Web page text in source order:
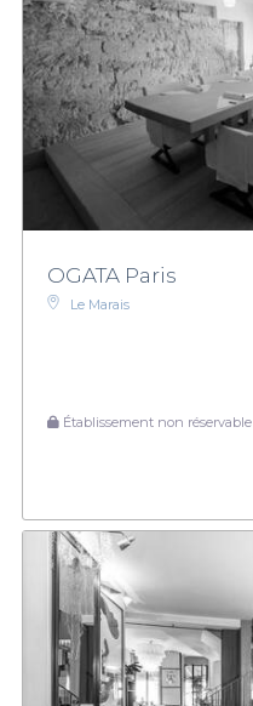
OGATA Paris
Le Marais
Établissement non réservable